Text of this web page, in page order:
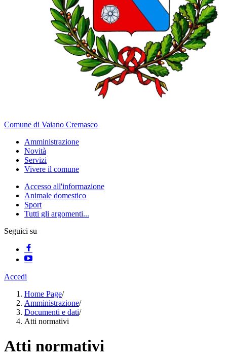
Comune di Vaiano Cremasco
Amministrazione
Novità
Servizi
Vivere il comune
Accesso all'informazione
Animale domestico
Sport
Tutti gli argomenti...
Seguici su
Accedi
Home Page/
Amministrazione/
Documenti e dati/
Atti normativi
Atti normativi